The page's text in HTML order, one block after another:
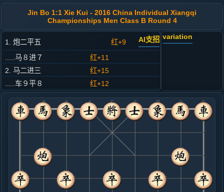
Jin Bo 1:1 Xie Kui - 2016 China Individual Xiangqi
Championships Men Class B Round 4
1. 炮二平五 红+9 AI支招
.....马８进７
红+11
2. 马二进三
红+15
.....车９平８
红+12
3. 车一平二
红+11
.....卒７进１
红+11
4. 车二进六
红+10
.....卒３进１
红+8
5. 兵五进一
红+8
.....马２进３
6. 马八进七
红+6
.....砲２进１
红+12
variation